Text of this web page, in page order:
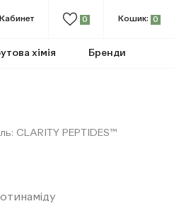
хімія Бренди
Кабинет 0 Кошик: 0
CLARITY PEPTIDES™